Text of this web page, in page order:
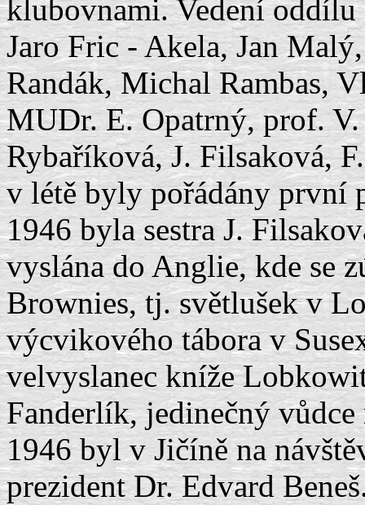
klubovnami. Vedení
Jaro Fric - Akela, Jan
Randák, Michal Rambas,
MUDr. E. Opatrný, prof.
Rybaříková, J. Filsaková,
v létě byly pořádány první
1946 byla sestra J.
vyslána do Anglie, kde se
Brownies, tj. světlušek v
výcvikového tábora v
velvyslanec kníže
Fanderlík, jedinečný
1946 byl v Jičíně na
prezident Dr. Edvard